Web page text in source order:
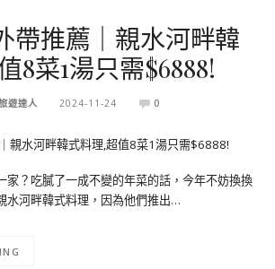
帶推薦｜親水河畔韓
8菜1湯只需$6888!
遊達人 2024-11-24 0
家？吃膩了一成不變的年菜的話，今年不妨換換
水河畔韓式料理，因為他們推出…